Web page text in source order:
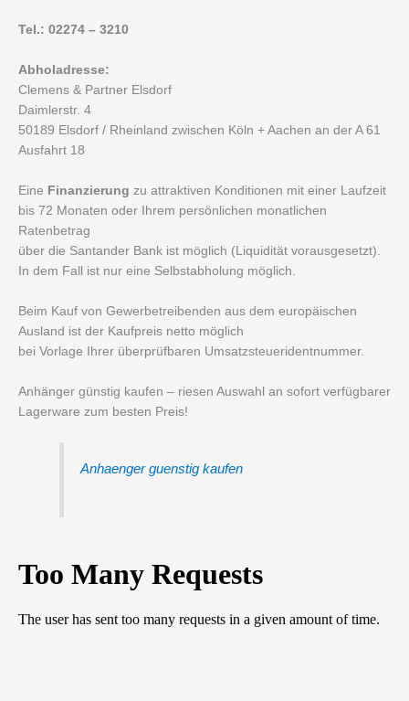
Tel.: 02274 – 3210
Abholadresse:
Clemens & Partner Elsdorf
Daimlerstr. 4
50189 Elsdorf / Rheinland zwischen Köln + Aachen an der A 61
Ausfahrt 18
Eine Finanzierung zu attraktiven Konditionen mit einer Laufzeit
bis 72 Monaten oder Ihrem persönlichen monatlichen
Ratenbetrag
über die Santander Bank ist möglich (Liquidität vorausgesetzt).
In dem Fall ist nur eine Selbstabholung möglich.
Beim Kauf von Gewerbetreibenden aus dem europäischen
Ausland ist der Kaufpreis netto möglich
bei Vorlage Ihrer überprüfbaren Umsatzsteueridentnummer.
Anhänger günstig kaufen – riesen Auswahl an sofort verfügbarer
Lagerware zum besten Preis!
Anhaenger guenstig kaufen